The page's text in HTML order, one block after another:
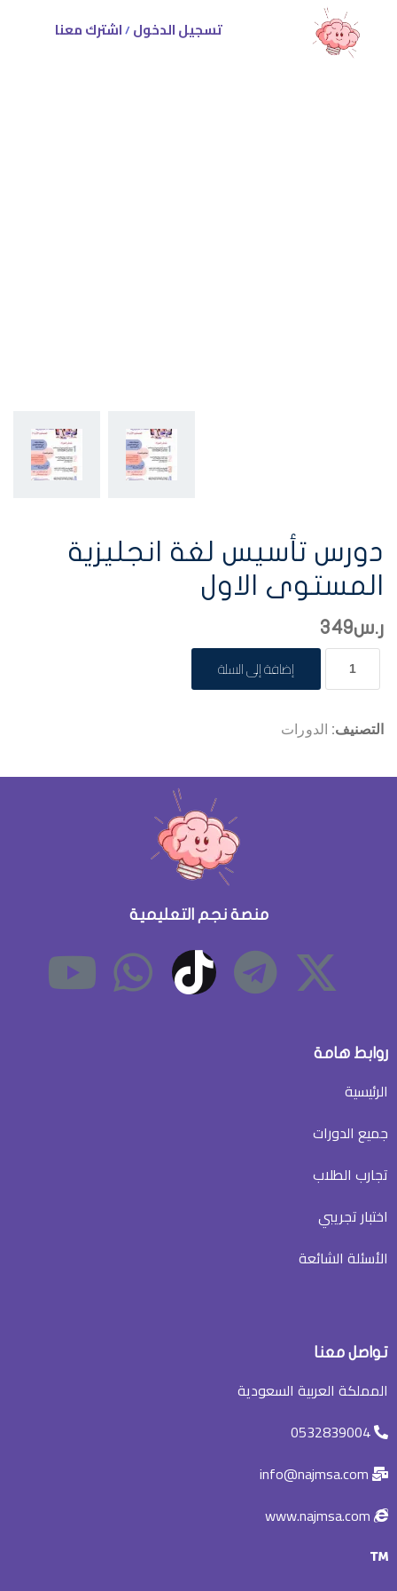
تسجيل الدخول /اشترك معنا
دورس تأسيس لغة انجليزية
المستوى الاول
ر.س349
إضافة إلى السلة
التصنيف: الدورات
منصة نجم التعليمية
روابط هامة
الرئيسية
جميع الدورات
تجارب الطلاب
اختبار تجريبي
الأسئلة الشائعة
تواصل معنا
المملكة العربية السعودية
0532839004
info@najmsa.com
www.najmsa.com